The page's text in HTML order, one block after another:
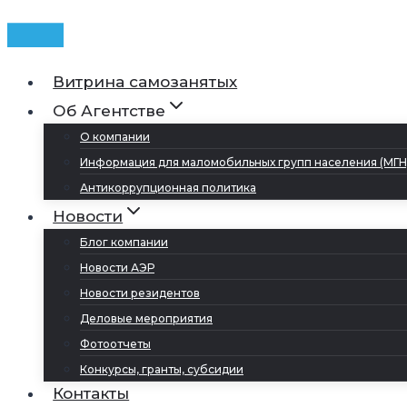
Витрина самозанятых
Об Агентстве
О компании
Информация для маломобильных групп населения
Антикоррупционная политика
Новости
Блог компании
Новости АЭР
Новости резидентов
Деловые мероприятия
Фотоотчеты
Конкурсы, гранты, субсидии
Контакты